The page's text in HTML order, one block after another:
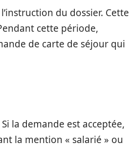
du dossier. Cette
cette période,
de carte de séjour qui
la demande est acceptée,
la mention « salarié » ou